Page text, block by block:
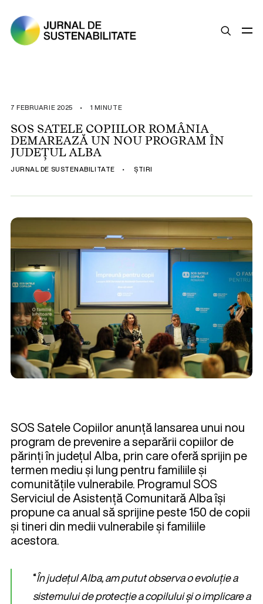
ȘTIRI
OPINII
ESG
LEGISLAȚIE
COMPANII SUSTENABILE
7 FEBRUARIE 2025 • 1 MINUTE
SOS SATELE COPIILOR ROMÂNIA
DEMAREAZĂ UN NOU PROGRAM ÎN
JUDEȚUL ALBA
JURNAL DE SUSTENABILITATE • ȘTIRI
SOS Satele Copiilor anunță lansarea unui nou
program de prevenire a separării copiilor de
părinți în județul Alba, prin care oferă sprijin pe
termen mediu și lung pentru familiile și
comunitățile vulnerabile. Programul SOS
Serviciul de Asistență Comunitară Alba își
propune ca anual să sprijine peste 150 de copii
și tineri din medii vulnerabile și familiile
acestora.
“În județul Alba, am putut observa o evoluție a
sistemului de protecție a copilului și o implicare a